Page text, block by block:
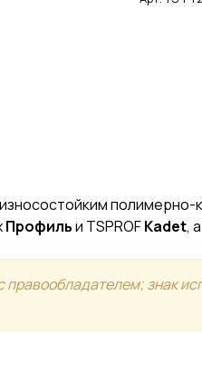
Профильи TSPROFKadet,
знак